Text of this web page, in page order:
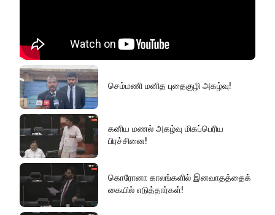
செம்மணி மனித புதைகுழி அகழ்வு!
கனிய மணல் அகழ்வு மிகப்பெரிய
பிரச்சினை!
கொரோனா காலங்களில் இனவாதத்தைக்
கையில் எடுத்தார்கள்!